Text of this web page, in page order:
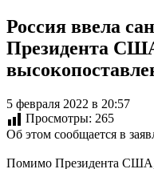
Россия ввела
Президента
5 февраля 2022 в 20:57
Просмотры: 265
Об этом сообщается в
Помимо Президента США,